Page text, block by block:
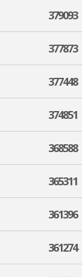
379093
377873
377448
374851
368588
365311
361396
361274